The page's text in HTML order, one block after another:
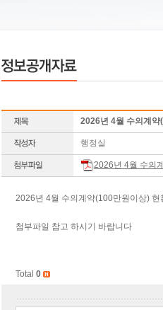
2026년 4월 수의계
행정실
2026년 4월 수의
2026년 4월 수의계약(100만원이상) 현
첨부파일 참고 하시기 바랍니다
Total 0